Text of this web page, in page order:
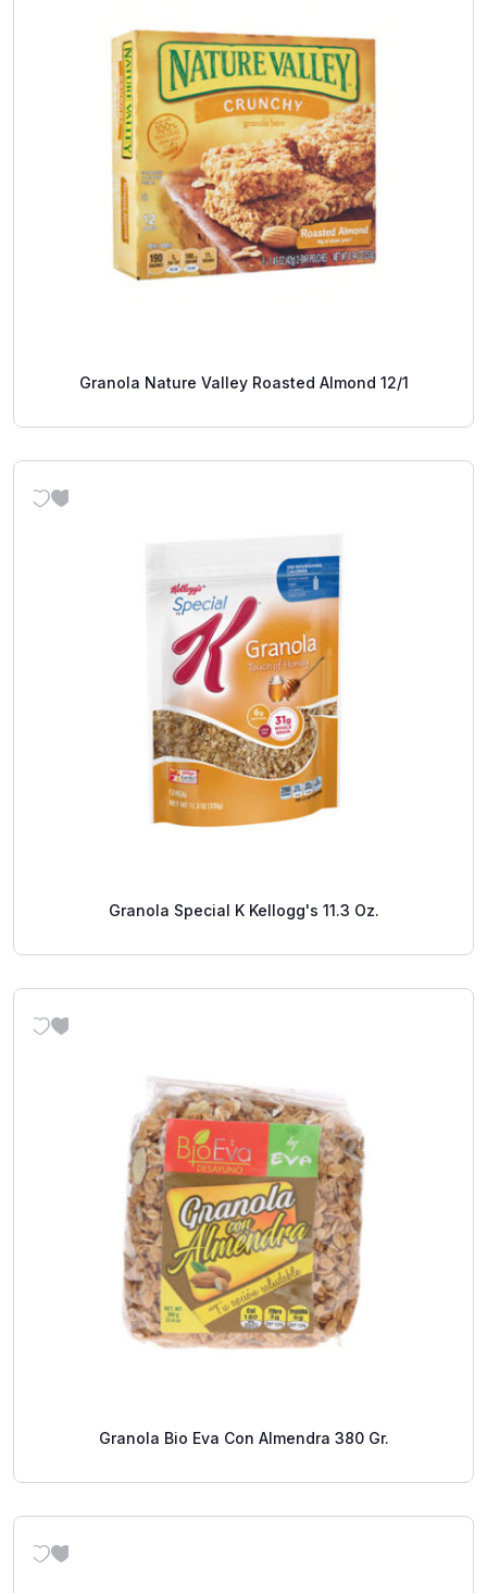
Granola Nature Valley Roasted Almond 12/1
Granola Special K Kellogg's 11.3 Oz.
Granola Bio Eva Con Almendra 380 Gr.